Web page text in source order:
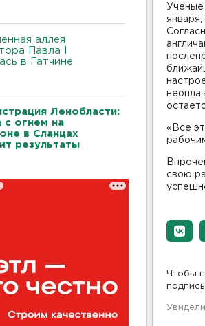
аллея
Павла I
в Гатчине
Ленобласти:
с огнем на
в Сланцах
результаты
Ученые
«Все
свою
Чтобы